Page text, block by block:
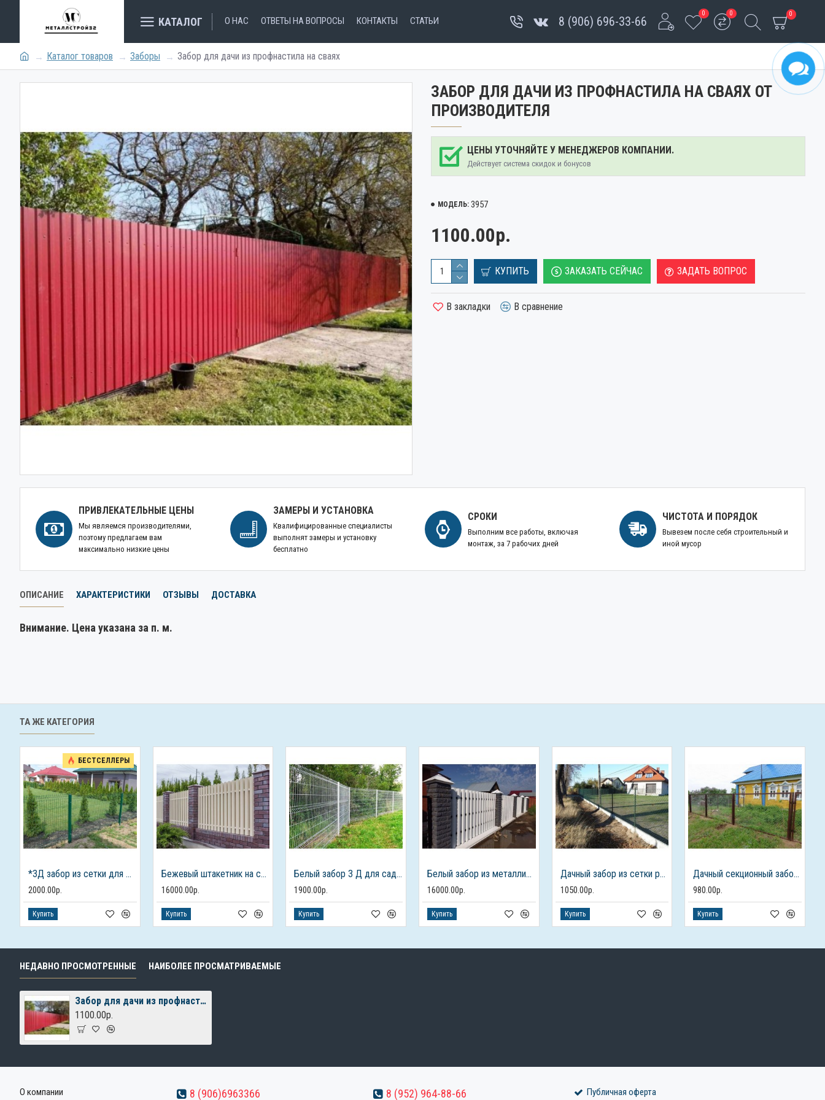
КАТАЛОГ О НАС ОТВЕТЫ НА ВОПРОСЫ КОНТАКТЫ СТАТЬИ 8 (906) 696-33-66
0 0 0
Каталог товаров Заборы Забор для дачи из профнастила на сваях
ЗАБОР ДЛЯ ДАЧИ ИЗ ПРОФНАСТИЛА НА СВАЯХ ОТ
ПРОИЗВОДИТЕЛЯ
ЦЕНЫ УТОЧНЯЙТЕ У МЕНЕДЖЕРОВ КОМПАНИИ.
Действует система скидок и бонусов
МОДЕЛЬ: 3957
1100.00р.
КУПИТЬ ЗАКАЗАТЬ СЕЙЧАС ЗАДАТЬ ВОПРОС
В закладки В сравнение
ПРИВЛЕКАТЕЛЬНЫЕ ЦЕНЫ
Мы являемся производителями,
поэтому предлагаем вам
максимально низкие цены
ЗАМЕРЫ И УСТАНОВКА
Квалифицированные специалисты
выполнят замеры и установку
бесплатно
СРОКИ
Выполним все работы, включая
монтаж, за 7 рабочих дней
ЧИСТОТА И ПОРЯДОК
Вывезем после себя строительный и
иной мусор
ОПИСАНИЕ ХАРАКТЕРИСТИКИ ОТЗЫВЫ ДОСТАВКА
Внимание. Цена указана за п. м.
ТА ЖЕ КАТЕГОРИЯ
БЕСТСЕЛЛЕРЫ
*3Д забор из сетки для дачного дома
2000.00р.
Купить
Бежевый штакетник на столбах из кирпича
16000.00р.
Купить
Белый забор 3 Д для садово-парковой зоны
1900.00р.
Купить
Белый забор из металлического штакетника
16000.00р.
Купить
Дачный забор из сетки рабицы
1050.00р.
Купить
Дачный секционный забор из рабицы
980.00р.
Купить
НЕДАВНО ПРОСМОТРЕННЫЕ НАИБОЛЕЕ ПРОСМАТРИВАЕМЫЕ
Забор для дачи из профнастила на сваях
1100.00р.
О компании 8 (906)6963366 8 (952) 964-88-66 Публичная оферта